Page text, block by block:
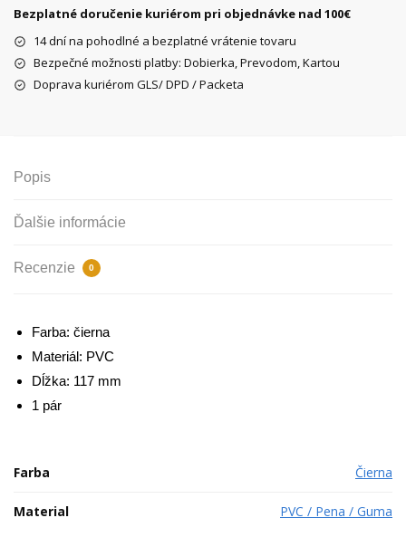
čierne
Bezplatné doručenie kuriérom pri objednávke nad 100€
14 dní na pohodlné a bezplatné vrátenie tovaru
Bezpečné možnosti platby: Dobierka, Prevodom, Kartou
Doprava kuriérom GLS/ DPD / Packeta
Popis
Ďalšie informácie
Recenzie 0
Farba: čierna
Materiál: PVC
Dĺžka: 117 mm
1 pár
Farba Čierna
Material PVC / Pena / Guma